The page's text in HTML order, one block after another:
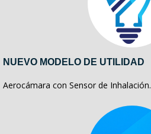
NUEVO MODELO DE UTILIDAD
Aerocámara con Sensor de Inhalación.